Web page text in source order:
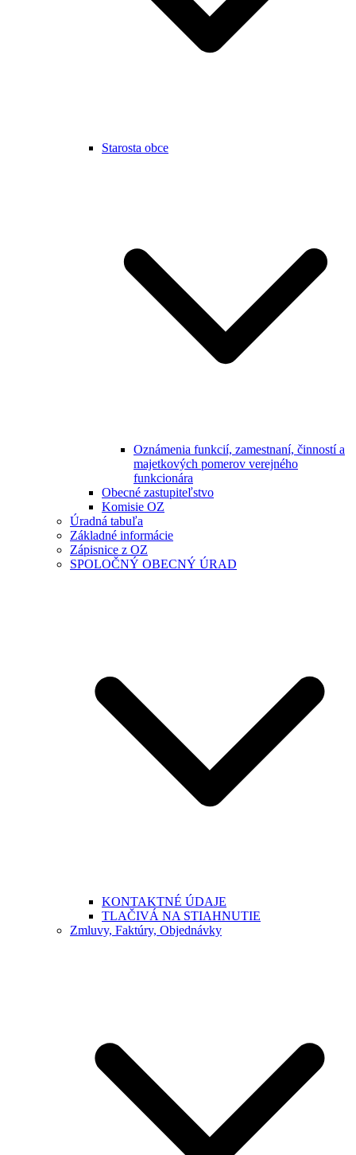
Starosta obce
Oznámenia funkcií, zamestnaní, činností a
majetkových pomerov verejného
funkcionára
Obecné zastupiteľstvo
Komisie OZ
Úradná tabuľa
Základné informácie
Zápisnice z OZ
SPOLOČNÝ OBECNÝ ÚRAD
KONTAKTNÉ ÚDAJE
TLAČIVÁ NA STIAHNUTIE
Zmluvy, Faktúry, Objednávky